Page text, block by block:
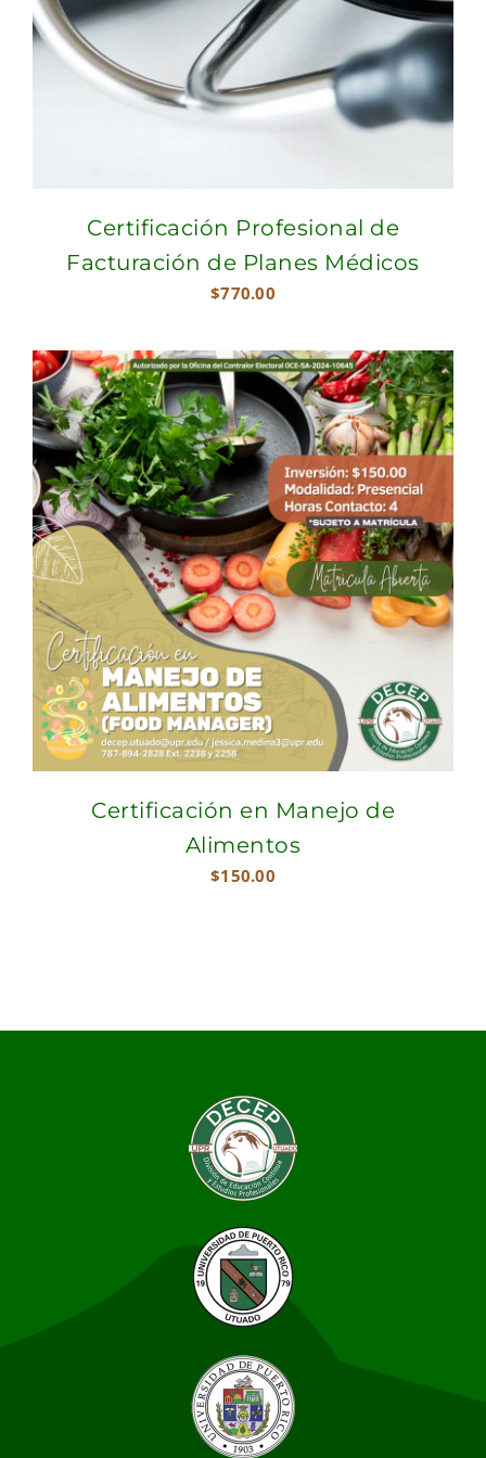
Certificación Profesional de
Facturación de Planes Médicos
$770.00
Certificación en Manejo de
Alimentos
$150.00